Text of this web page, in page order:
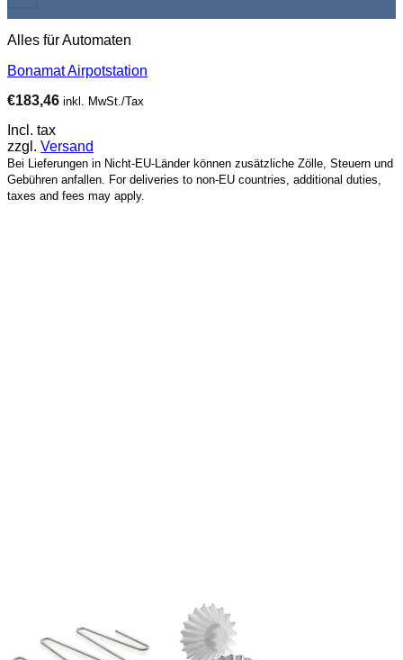
Alles für Automaten
Bonamat Airpotstation
€183,46 inkl. MwSt./Tax
Incl. tax
zzgl. Versand
Bei Lieferungen in Nicht-EU-Länder können zusätzliche Zölle, Steuern und
Gebühren anfallen. For deliveries to non-EU countries, additional duties,
taxes and fees may apply.